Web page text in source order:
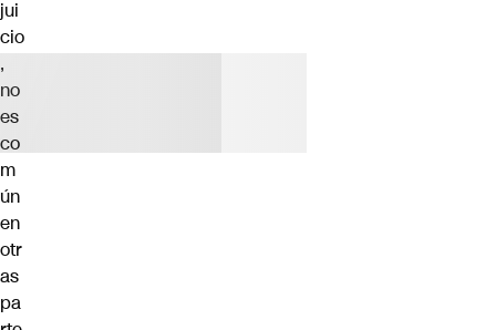
jui
cio
,
no
es
co
m
ún
en
otr
as
pa